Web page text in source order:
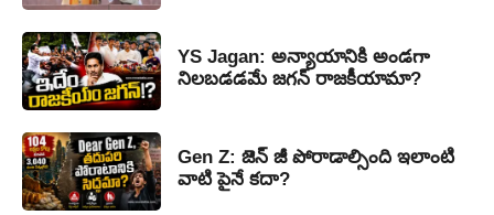
YS Jagan: అన్యాయానికి అండగా
నిలబడడమే జగన్ రాజకీయామా?
Gen Z: జెన్ జీ పోరాడాల్సింది ఇలాంటి
వాటి పైనే కదా?